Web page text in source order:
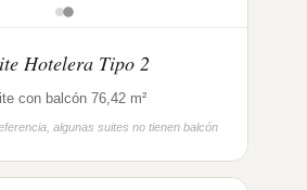
Hotelera Tipo 2
con balcón 76,42 m²
algunas suites no tienen balcón